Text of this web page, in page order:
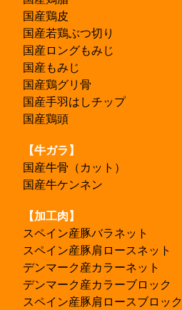
国産鶏皮
国産若鶏ぶつ切り
国産ロングもみじ
国産もみじ
国産鶏グリ骨
国産手羽はしチップ
国産鶏頭
【牛ガラ】
国産牛骨（カット）
国産牛ケンネン
【加工肉】
スペイン産豚バラネット
スペイン産豚肩ロースネット
デンマーク産カラーネット
デンマーク産カラーブロック
スペイン産豚肩ロースブロック